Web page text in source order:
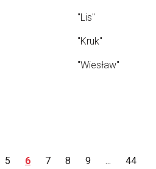
"Lis"
"Kruk"
"Wiesław"
5 6 7 8 9 ... 44